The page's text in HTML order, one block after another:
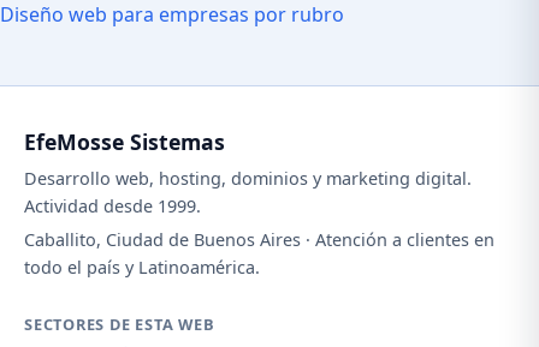
Diseño web para empresas por rubro
EfeMosse Sistemas
Desarrollo web, hosting, dominios y marketing digital.
Actividad desde 1999.
Caballito, Ciudad de Buenos Aires · Atención a clientes en
todo el país y Latinoamérica.
SECTORES DE ESTA WEB